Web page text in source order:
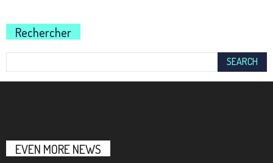
Rechercher
EVEN MORE NEWS